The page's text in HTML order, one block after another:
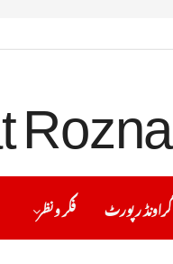
فکر ونظر گراونڈ رپورٹ